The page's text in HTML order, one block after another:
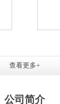
查看更多+
公司简介